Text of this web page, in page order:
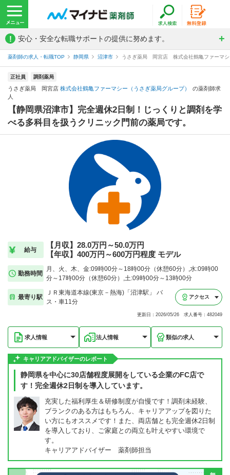
! 安心・安全な転職サポートの提供に努めます。
薬剤師の求人・転職TOP 静岡県 沼津市 うさぎ薬局 岡宮店 株式会社鶴亀ファーマシ
正社員 調剤薬局
うさぎ薬局 岡宮店 株式会社鶴亀ファーマシー（うさぎ薬局グループ）
の薬剤師求
人
【静岡県沼津市】完全週休2日制！じっくりと調剤を学
べる多科目を扱うクリニック門前の薬局です。
給与
【月収】28.0万円～50.0万円
【年収】400万円～600万円程度 モデル
勤務時間
月、火、木、金:09時00分～18時00分（休憩60分）,水:09時00
分～17時00分（休憩60分）,土:09時00分～13時00分
最寄り駅
ＪＲ東海道本線(東京－熱海)「沼津駅」 バ
ス・車11分
アクセス
更新日：2026/05/26 求人番号：482049
求人情報 法人情報 類似の求人
キャリアアドバイザーのレポート
静岡県を中心に30店舗程度展開をしている企業のFC店で
す！完全週休2日制を導入しています。
充実した福利厚生＆研修制度が自慢です！調剤未経験、
ブランクのある方はもちろん、キャリアアップを図りた
い方にもオススメです！また、両店舗とも完全週休2日制
を導入しており、ご家庭との両立も叶えやすい環境で
す。
キャリアアドバイザー 薬剤師担当